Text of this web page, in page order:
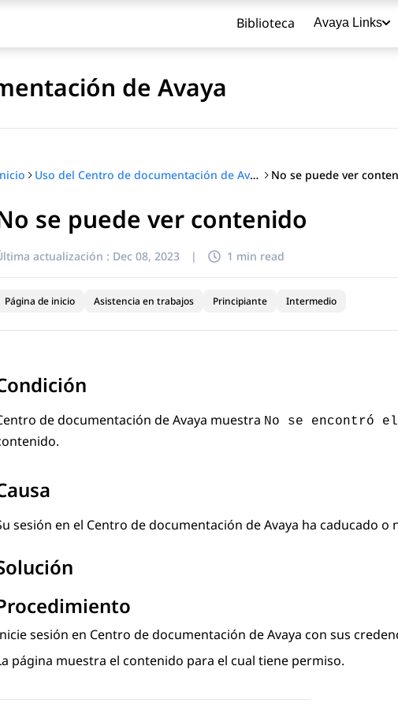
Biblioteca Avaya Links
de Avaya
por título
Uso del Centro de documentación de Avaya No se puede ver
se puede ver contenido
actualización : Dec 08, 2023 | 1 min read
Página de inicio Asistencia en trabajos Principiante Intermedio
de documentación de Avaya muestra No se encontró
sesión en el Centro de documentación de Avaya ha caducado o
sesión en Centro de documentación de Avaya con sus
página muestra el contenido para el cual tiene permiso.